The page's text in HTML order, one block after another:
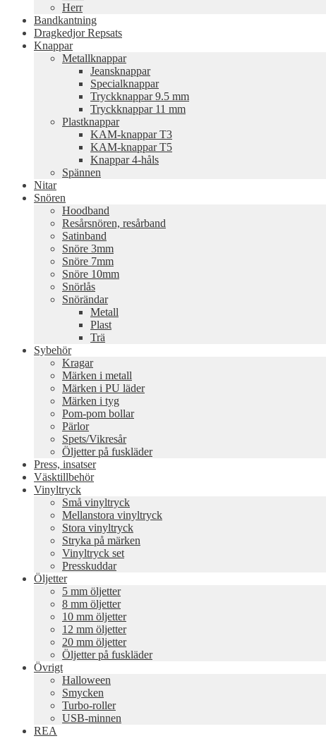
Herr
Bandkantning
Dragkedjor Repsats
Knappar
Metallknappar
Jeansknappar
Specialknappar
Tryckknappar 9.5 mm
Tryckknappar 11 mm
Plastknappar
KAM-knappar T3
KAM-knappar T5
Knappar 4-håls
Spännen
Nitar
Snören
Hoodband
Resårsnören, resårband
Satinband
Snöre 3mm
Snöre 7mm
Snöre 10mm
Snörlås
Snörändar
Metall
Plast
Trä
Sybehör
Kragar
Märken i metall
Märken i PU läder
Märken i tyg
Pom-pom bollar
Pärlor
Spets/Vikresår
Öljetter på fuskläder
Press, insatser
Väsktillbehör
Vinyltryck
Små vinyltryck
Mellanstora vinyltryck
Stora vinyltryck
Stryka på märken
Vinyltryck set
Presskuddar
Öljetter
5 mm öljetter
8 mm öljetter
10 mm öljetter
12 mm öljetter
20 mm öljetter
Öljetter på fuskläder
Övrigt
Halloween
Smycken
Turbo-roller
USB-minnen
REA